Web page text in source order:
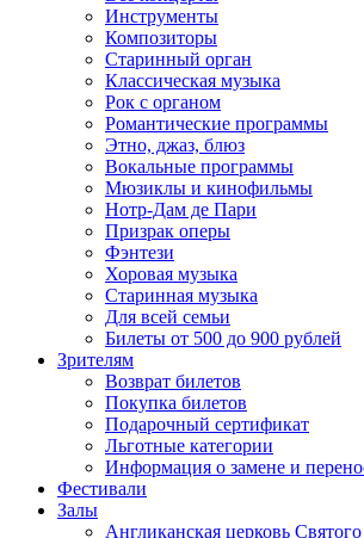
Инструменты
Композиторы
Старинный орган
Классическая музыка
Рок с органом
Романтические программы
Этно, джаз, блюз
Вокальные программы
Мюзиклы и кинофильмы
Нотр-Дам де Пари
Призрак оперы
Фэнтези
Хоровая музыка
Старинная музыка
Для всей семьи
Билеты от 500 до 900 рублей
Зрителям
Возврат билетов
Покупка билетов
Подарочный сертификат
Льготные категории
Информация о замене и
Фестивали
Залы
Англиканская церковь